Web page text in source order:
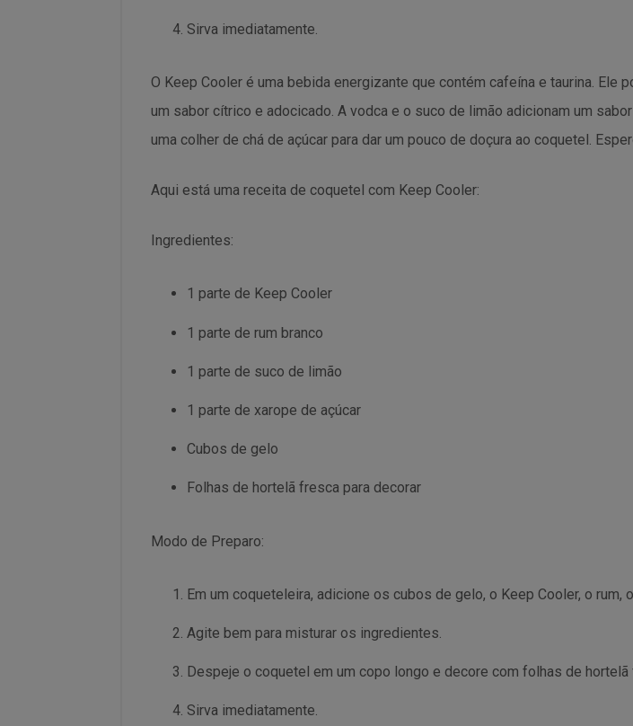
Sirva imediatamente.
O Keep Cooler é uma bebida energizante que contém cafeína e taurina.
um sabor cítrico e adocicado. A vodca e o suco de limão adicionam um
uma colher de chá de açúcar para dar um pouco de doçura ao coquetel.
Aqui está uma receita de coquetel com Keep Cooler:
Ingredientes:
1 parte de Keep Cooler
1 parte de rum branco
1 parte de suco de limão
1 parte de xarope de açúcar
Cubos de gelo
Folhas de hortelã fresca para decorar
Modo de Preparo:
Em um coqueteleira, adicione os cubos de gelo, o Keep Cooler, o rum,
Agite bem para misturar os ingredientes.
Despeje o coquetel em um copo longo e decore com folhas de hortelã
Sirva imediatamente.